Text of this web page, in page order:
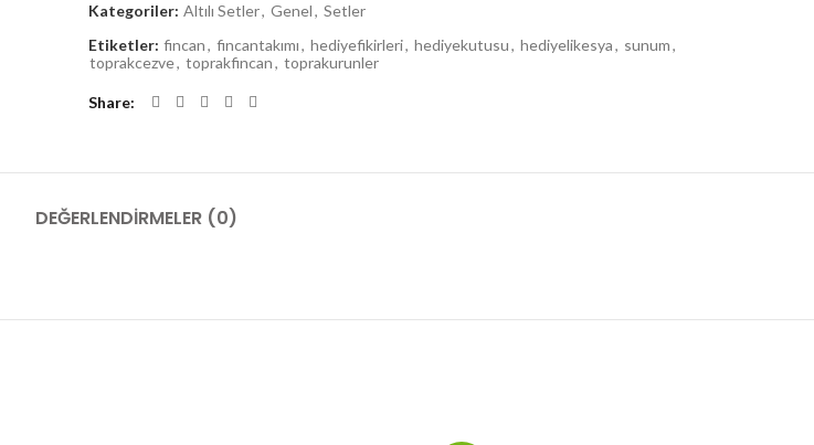
Kategoriler: Altılı Setler, Genel, Setler
Etiketler: fincan, fincantakımı, hediyefikirleri, hediyekutusu, hediyelikesya, sunum,
toprakcezve, toprakfincan, toprakurunler
Share
DEĞERLENDIRMELER (0)